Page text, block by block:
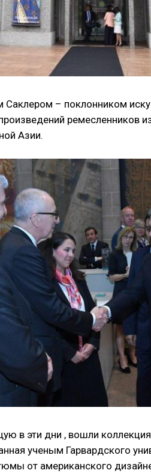
Саклером – поклонником
ремесленников
Азии.
в эти дни , вошли
ученым Гарвардского
от американского